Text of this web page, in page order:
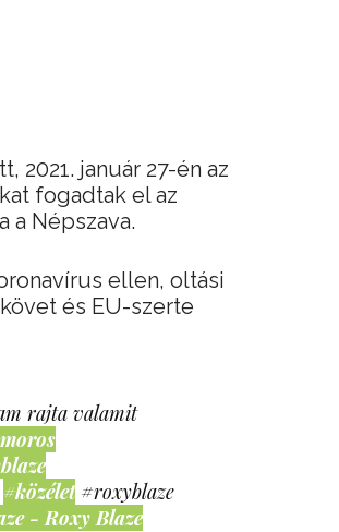
2021. január 27-én az
fogadtak el az
a Népszava.
ellen, oltási
és EU-szerte
rajta valamit
#közélet #roxyblaze
- Roxy Blaze